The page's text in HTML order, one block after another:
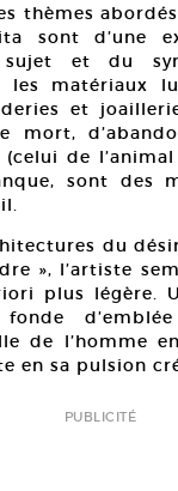
thèmes
sont d’une
sujet et du
les matériaux
et
mort,
de
sont des
du
», l’artiste
plus légère.
de l’homme
en sa pulsion
PUBLICITÉ